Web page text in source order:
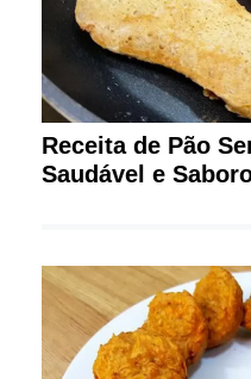
Receita de Pão
Saudável e